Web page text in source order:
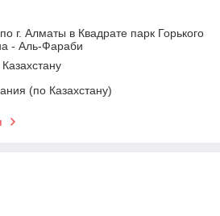
г. Алматы в Квадрате парк Горького
- Аль-Фараби
(по Казахстану)